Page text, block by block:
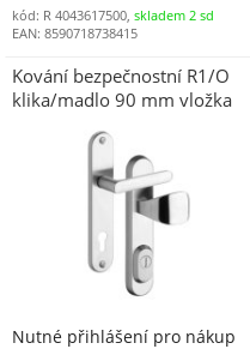
kód: R 4043617500, skladem 2 sd
EAN: 8590718738415
Kování bezpečnostní R1/O
klika/madlo 90 mm vložka
4043550M)
Nutné přihlášení pro nákup